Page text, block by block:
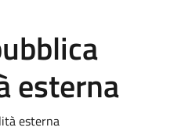
esterna
esterna